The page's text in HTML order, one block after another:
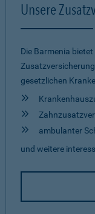
Unsere
Die Barmenia
gesetzlichen
ambulanter
und weitere